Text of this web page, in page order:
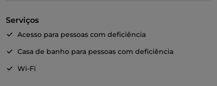
Serviços
Acesso para pessoas com deficiência
Casa de banho para pessoas com deficiência
Wi-Fi